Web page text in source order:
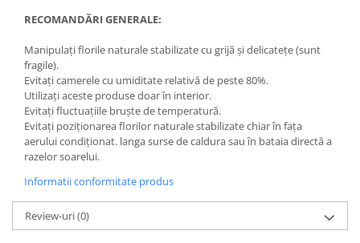
RECOMANDĂRI GENERALE:
Manipulați florile naturale stabilizate cu grijă și delicatețe (sunt
fragile).
Evitați camerele cu umiditate relativă de peste 80%.
Utilizați aceste produse doar în interior.
Evitați fluctuațiile bruște de temperatură.
Evitați poziționarea florilor naturale stabilizate chiar în fața
aerului condiționat. langa surse de caldura sau în bataia directă a
razelor soarelui.
Informatii conformitate produs
Review-uri(0)